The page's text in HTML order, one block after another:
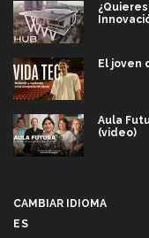
El joven
Aula
(video)
CAMBIAR IDIOMA
ES